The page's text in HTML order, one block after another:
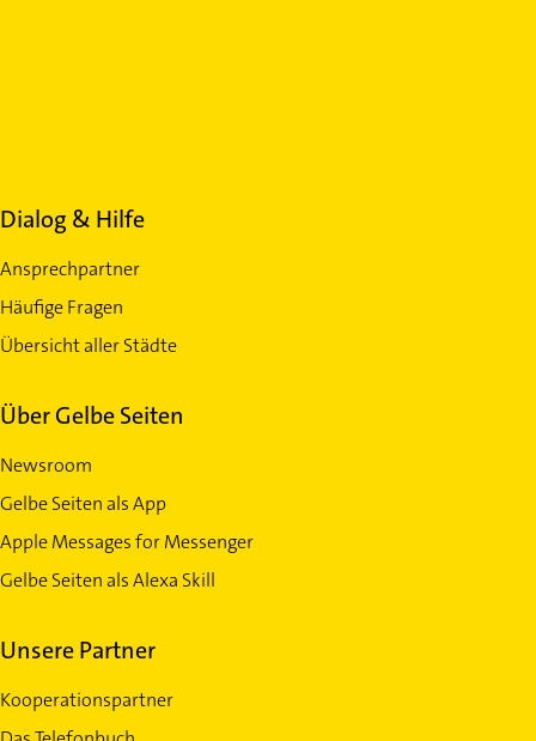
Dialog & Hilfe
Ansprechpartner
Häufige Fragen
Übersicht aller Städte
Über Gelbe Seiten
Newsroom
Gelbe Seiten als App
Apple Messages for Messenger
Gelbe Seiten als Alexa Skill
Unsere Partner
Kooperationspartner